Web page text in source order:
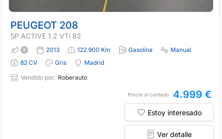
PEUGEOT 208
5P ACTIVE 1.2 VTi 82
2013 122.900 Km Gasolina
Manual
82 CV
Gris
Madrid
Vendido por: Roberauto
Precio al contado 4.999 €
Estoy interesado
Ver detalle